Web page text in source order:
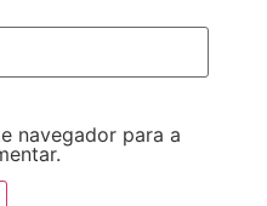
navegador para a